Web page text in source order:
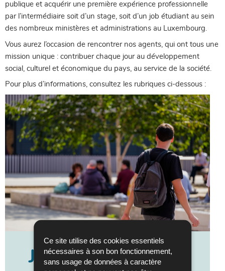
Ce site utilise des cookies essentiels
nécessaires à son bon fonctionnement,
sans usage de données à caractère
publique et acquérir une première expérience professionnelle
par l’intermédiaire soit d’un stage, soit d’un job étudiant au sein
des nombreux ministères et administrations au Luxembourg.
Vous aurez l’occasion de rencontrer nos agents, qui ont tous une
mission unique : contribuer chaque jour au développement
social, culturel et économique du pays, au service de la société.
Pour plus d’informations, consultez les rubriques ci-dessous :
Jobs pour élèves et